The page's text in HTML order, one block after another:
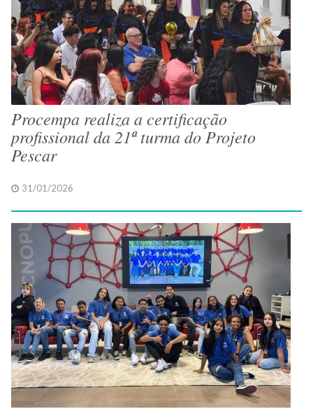
Procempa realiza a certificação
profissional da 21ª turma do Projeto
Pescar
31/01/2026